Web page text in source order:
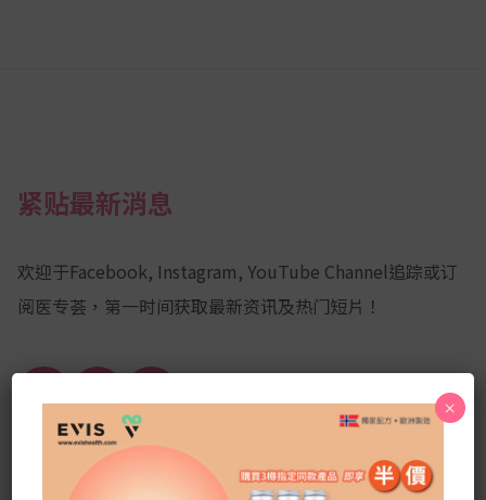
紧贴最新消息
欢迎于Facebook, Instagram, YouTube Channel追踪或订
阅医专荟，第一时间获取最新资讯及热门短片！
Facebook
YouTube
Channel
Instagram ×